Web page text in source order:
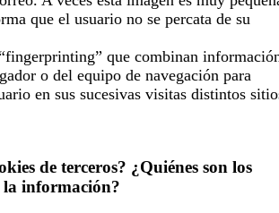
que el usuario no se percata de su
que combinan
o del equipo de navegación para
en sus sucesivas visitas distintos
de terceros? ¿Quiénes son los
la información?